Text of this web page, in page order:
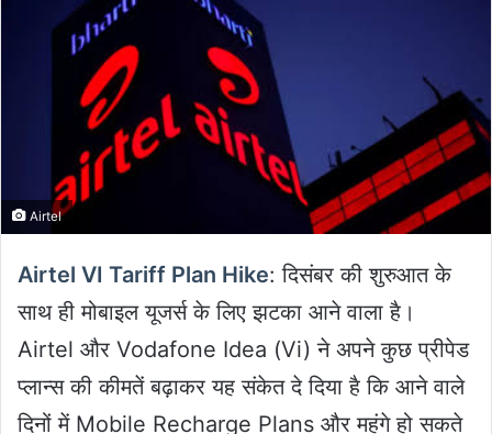
Airtel
Airtel VI Tariff Plan Hike: दिसंबर की शुरुआत के
साथ ही मोबाइल यूजर्स के लिए झटका आने वाला है।
Airtel और Vodafone Idea (Vi) ने अपने कुछ प्रीपेड
प्लान्स की कीमतें बढ़ाकर यह संकेत दे दिया है कि आने वाले
दिनों में Mobile Recharge Plans और महंगे हो सकते